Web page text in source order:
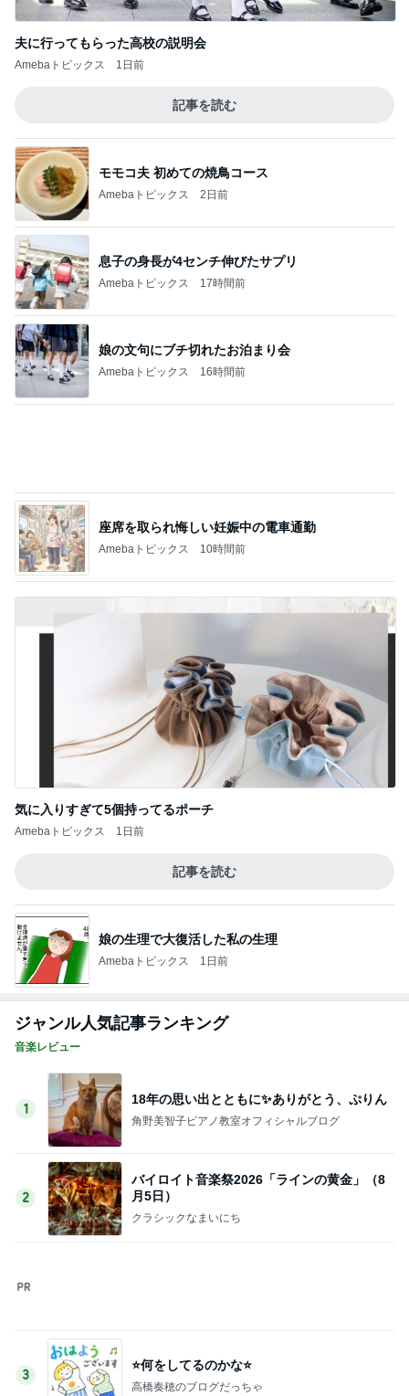
Amebaトピックス 2日前
Amebaトピックス 17時間前
娘の文句にブチ切れたお泊まり会
Amebaトピックス 16時間前
座席を取られ悔しい妊娠中の電車通勤
Amebaトピックス 10時間前
気に入りすぎて5個持ってるポーチ
Amebaトピックス
娘の生理で大復活した私の生理
Amebaトピックス 1日前
ジャンル人気記事ランキング
音楽レビュー
18年の思い出とともに✨ありがとう、ぷりん
2
月5日）
3
高橋奏穂のブログだっちゃ
4
20260805 KIINA.インスタグラム ストーリー
ズ TikTok ポスト☆
あさひのへっちゃら日記 氷川きよし＋KIINA．そし
5
松山千春「雨の舗道」―松山千春の人気が気
になり始めた、思い出すと複雑な気持ちにな
る1983年
にじのかなた
レジェンド松下のなんでもプレゼン！
Amebaトピックス 4時間前